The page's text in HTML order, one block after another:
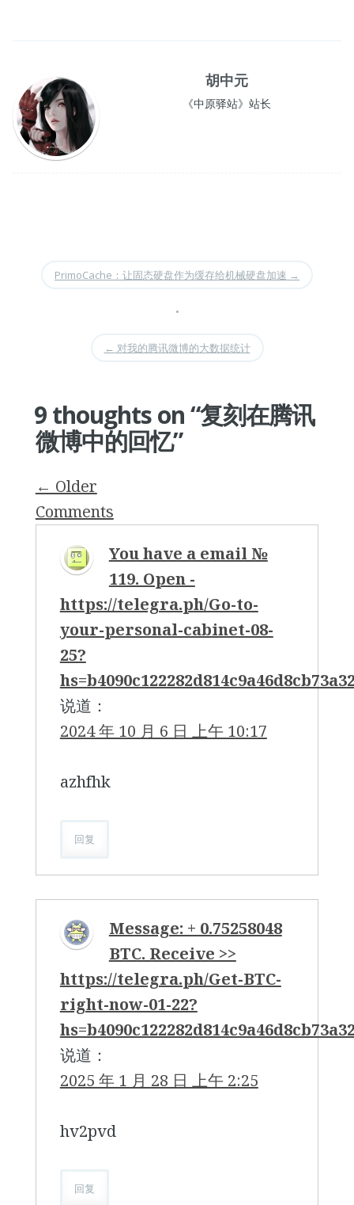
胡中元
《中原驿站》站长
PrimoCache：让固态硬盘作为缓存给机械硬盘加速 →
•
← 对我的腾讯微博的大数据统计
9 thoughts on “复刻在腾讯
微博中的回忆”
Comment
navigation
← Older
Comments
You have a email №
119. Open -
https://telegra.ph/Go-to-
your-personal-cabinet-08-
25?
说道：
2024 年 10 月 6 日 上午 10:17
azhfhk
回复
Message: + 0.75258048
BTC. Receive >>
https://telegra.ph/Get-BTC-
right-now-01-22?
说道：
2025 年 1 月 28 日 上午 2:25
hv2pvd
回复